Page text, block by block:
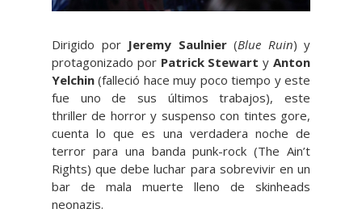
Dirigido por Jeremy Saulnier(Blue Ruin) y
protagonizado por Patrick Stewart yAnton
Yelchin (falleció hace muy poco tiempo y este
fue uno de sus últimos trabajos), este
thriller de horror y suspenso con tintes gore,
cuenta lo que es una verdadera noche de
terror para una banda punk-rock (The Ain’t
Rights) que debe luchar para sobrevivir en un
bar de mala muerte lleno de skinheads
neonazis.